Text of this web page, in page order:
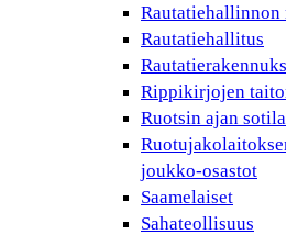
Rautatiehallitus
Rippikirjojen
Ruotsin ajan
joukko-osastot
Saamelaiset
Sahateollisuus